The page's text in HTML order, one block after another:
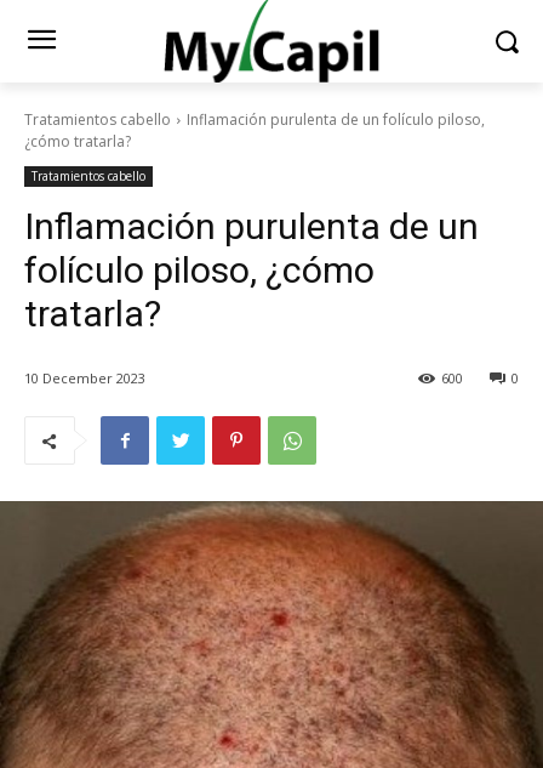
Tratamientos cabello
Inflamación purulenta de un folículo piloso,
¿cómo tratarla?
Tratamientos cabello
Inflamación purulenta de un
folículo piloso, ¿cómo
tratarla?
10 December 2023 0
600